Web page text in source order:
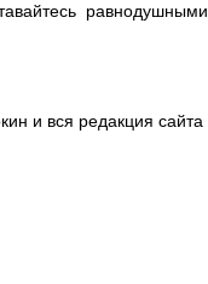
равнодушными.
и вся редакция